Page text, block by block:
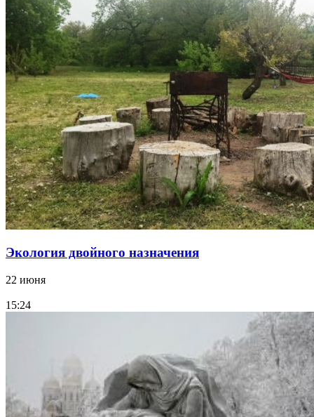
Экология двойного назначения
22 июня
15:24